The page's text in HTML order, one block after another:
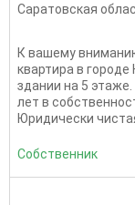
Саратовская
К вашему
квартира в
здании на 5
лет в
Юридически
Собственник